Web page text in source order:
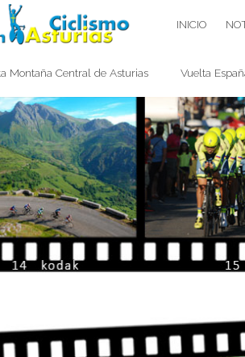
EN ASTURIAS INICIO
Montaña Central de Asturias Vuelta